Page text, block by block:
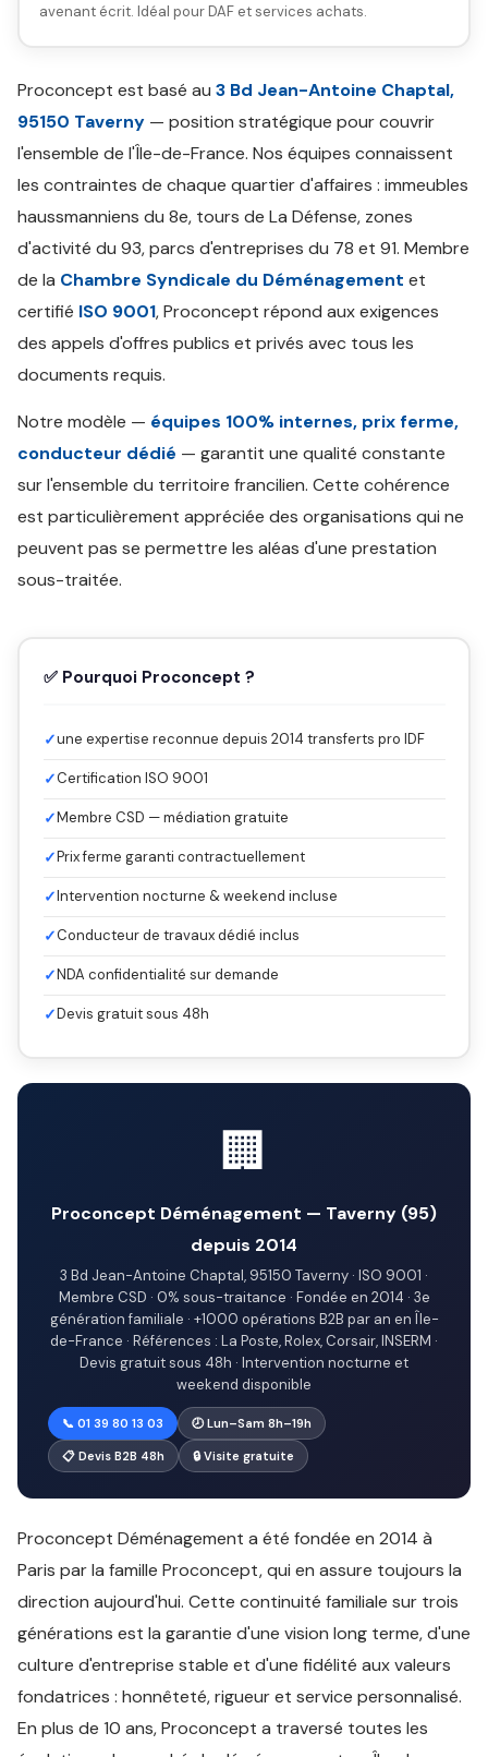
avenant écrit. Idéal pour DAF et services achats.
Proconcept est basé au 3 Bd Jean-Antoine Chaptal,
95150 Taverny — position stratégique pour couvrir
l'ensemble de l'Île-de-France. Nos équipes connaissent
les contraintes de chaque quartier d'affaires : immeubles
haussmanniens du 8e, tours de La Défense, zones
d'activité du 93, parcs d'entreprises du 78 et 91. Membre
de la Chambre Syndicale du Déménagement et
certifié ISO 9001, Proconcept répond aux exigences
des appels d'offres publics et privés avec tous les
documents requis.
Notre modèle — équipes 100% internes, prix ferme,
conducteur dédié — garantit une qualité constante
sur l'ensemble du territoire francilien. Cette cohérence
est particulièrement appréciée des organisations qui ne
peuvent pas se permettre les aléas d'une prestation
sous-traitée.
✅ Pourquoi Proconcept ?
✓une expertise reconnue depuis 2014 transferts pro IDF
✓Certification ISO 9001
✓Membre CSD — médiation gratuite
✓Prix ferme garanti contractuellement
✓Intervention nocturne & weekend incluse
✓Conducteur de travaux dédié inclus
✓NDA confidentialité sur demande
✓Devis gratuit sous 48h
🏢
Proconcept Déménagement — Taverny (95)
depuis 2014
3 Bd Jean-Antoine Chaptal, 95150 Taverny · ISO 9001 ·
Membre CSD · 0% sous-traitance · Fondée en 2014 · 3e
génération familiale · +1000 opérations B2B par an en Île-
de-France · Références : La Poste, Rolex, Corsair, INSERM ·
Devis gratuit sous 48h · Intervention nocturne et
weekend disponible
📞 01 39 80 13 03 🕗 Lun–Sam 8h–19h
📋 Devis B2B 48h 🔒 Visite gratuite
Proconcept Déménagement a été fondée en 2014 à
Paris par la famille Proconcept, qui en assure toujours la
direction aujourd'hui. Cette continuité familiale sur trois
générations est la garantie d'une vision long terme, d'une
culture d'entreprise stable et d'une fidélité aux valeurs
fondatrices : honnêteté, rigueur et service personnalisé.
En plus de 10 ans, Proconcept a traversé toutes les